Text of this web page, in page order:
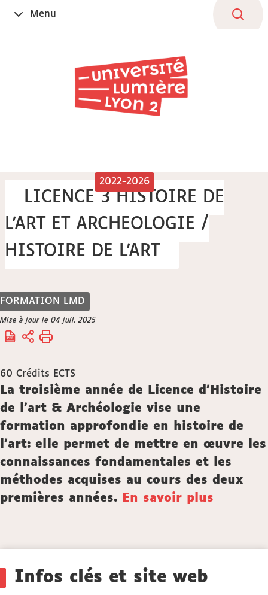
OuvrirMenu
FORMATION LMD
2022-2026
LICENCE 3 HISTOIRE DE
L'ART ET ARCHEOLOGIE /
HISTOIRE DE L'ART
Vous
êtes
Accueil
Mise à jour le 04 juil. 2025
60 Crédits ECTS
Description
La troisième année de Licence d'Histoire
de l'art & Archéologie vise une
formation approfondie en histoire de
l'art: elle permet de mettre en œuvre les
connaissances fondamentales et les
méthodes acquises au cours des deux
premières années.
En savoir plus
Infos clés et site web